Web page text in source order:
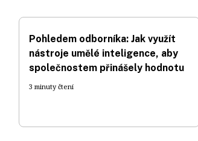
Pohledem odborníka: Jak využít
nástroje umělé inteligence, aby
společnostem přinášely hodnotu
3 minuty čtení